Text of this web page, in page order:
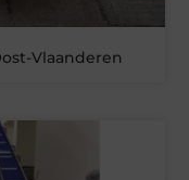
Vlaanderen